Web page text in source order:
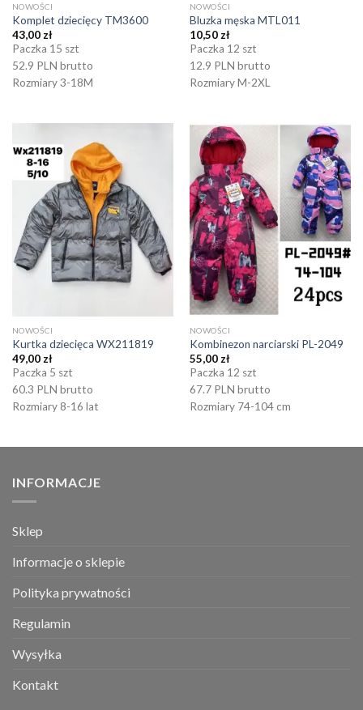
NOWOŚCI
Komplet dziecięcy TM3600
43,00zł
Paczka 15 szt
52.9 PLN brutto
Rozmiary 3-18M
NOWOŚCI
Bluzka męska MTL011
10,50zł
Paczka 12 szt
12.9 PLN brutto
Rozmiary M-2XL
NOWOŚCI
Kurtka dziecięca WX211819
49,00zł
Paczka 5 szt
60.3 PLN brutto
Rozmiary 8-16 lat
NOWOŚCI
Kombinezon narciarski PL-2049
55,00zł
Paczka 12 szt
67.7 PLN brutto
Rozmiary 74-104 cm
INFORMACJE
Sklep
Informacje o sklepie
Polityka prywatności
Regulamin
Wysyłka
Kontakt